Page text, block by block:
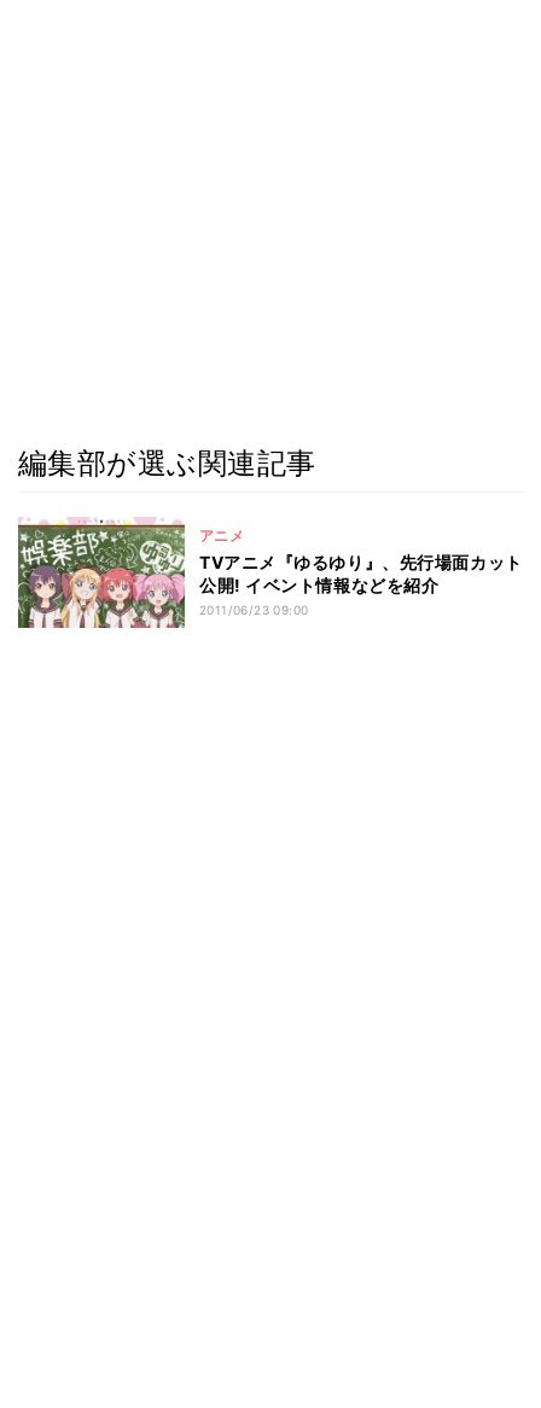
編集部が選ぶ関連記事
アニメ
TVアニメ『ゆるゆり』、先行場面カット
公開! イベント情報などを紹介
2011/06/23 09:00